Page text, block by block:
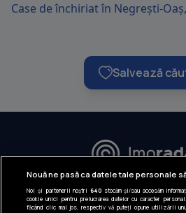
Case de închiriat în Negrești-
Salvează
URMĂREȘTE-
INFORMAȚII
Nouă ne pasă ca datele tale personale
Noi și partenerii noștri 640stocăm și/sau accesăm
cookie unici pentru prelucrarea datelor cu caracter
făcând clic mai jos, respectiv vă puteți opune utilizării